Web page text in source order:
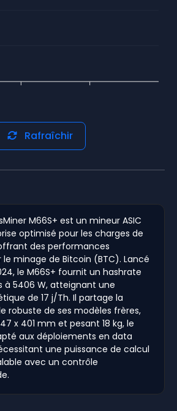
Rafraîchir
M66S+ est un mineur ASIC
optimisé pour les charges de
des performances
le minage de Bitcoin (BTC). Lancé
le M66S+ fournit un hashrate
à 5406 W, atteignant une
de 17 j/Th. Il partage la
robuste de ses modèles frères,
x 401 mm et pesant 18 kg, le
aux déploiements en data
une puissance de calcul
avec un contrôle